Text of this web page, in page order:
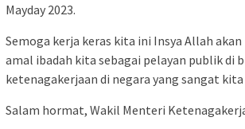
Mayday 2023.
Semoga kerja keras kita ini Insya Allah
amal ibadah kita sebagai pelayan publik di
ketenagakerjaan di negara yang sangat
Salam hormat, Wakil Menteri